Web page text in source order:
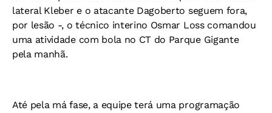
lateral Kleber e o atacante Dagoberto seguem fora,
por lesão -, o técnico interino Osmar Loss comandou
uma atividade com bola no CT do Parque Gigante
pela manhã.
Até pela má fase, a equipe terá uma programação